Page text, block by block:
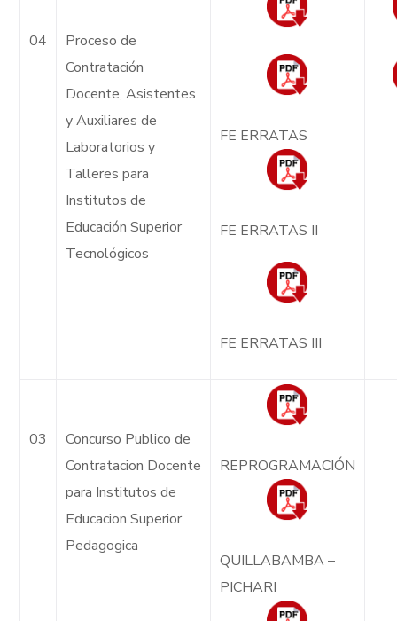
04
Proceso de
Contratación
Docente, Asistentes
y Auxiliares de
Laboratorios y
Talleres para
Institutos de
Educación Superior
Tecnológicos
FE ERRATAS
FE ERRATAS II
FE ERRATAS III
03
Concurso Publico de
Contratacion Docente
para Institutos de
Educacion Superior
Pedagogica
REPROGRAMACIÓN
QUILLABAMBA –
PICHARI